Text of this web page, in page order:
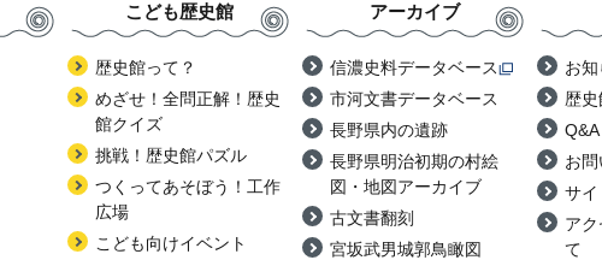
こども歴史館
歴史館って？
めざせ！全問正解！歴史
館クイズ
挑戦！歴史館パズル
つくってあそぼう！工作
広場
こども向けイベント
アーカイブ
信濃史料データベース
市河文書データベース
長野県内の遺跡
長野県明治初期の村絵
図・地図アーカイブ
古文書翻刻
宮坂武男城郭鳥瞰図
お
歴
Q&A
お
サイ
ア
て